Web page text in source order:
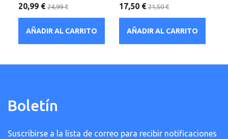
20,99 € 24,99 €
AÑADIR AL CARRITO
17,50 € 21,50 €
AÑADIR AL CARRITO
Boletín
Suscribirse a la lista de correo para recibir notificaciones